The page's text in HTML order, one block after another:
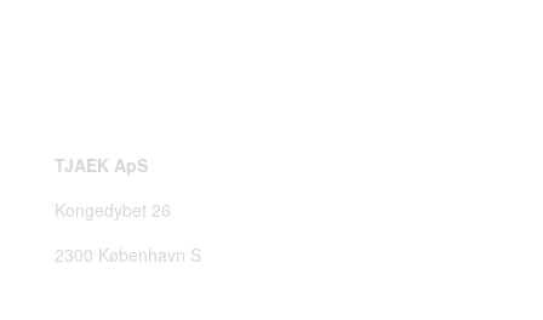
TJAEK ApS
Kongedybet 26
2300 København S